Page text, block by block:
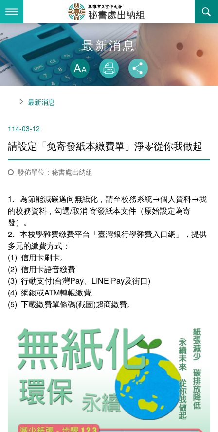
到
要
內
容
最新消息
關於我們
組織職掌
聯絡資訊
活動花絮
諮詢信箱
業務服務
法令規章
常見問答
相關連結
書表下載
回空大首頁
最新消息
略過字型切
放大
列印
首頁最新消息
114-03-12
請設定「免寄發紙本繳費單」淨零從你我做起
發佈單位：秘書處出納組
1. 為節能減碳邁向無紙化，請至校務系統→個人資料→我
的校務資料，勾選/取消 寄發紙本文件（原始設定為寄
發）。
2. 本校學雜費繳費平台「臺灣銀行學雜費入口網」，提供
多元的繳費方式：
(1) 信用卡刷卡。
(2) 信用卡語音繳費
(3) 行動支付(台灣Pay、LINE Pay及街口)
(4) 網銀或ATM轉帳繳費。
(5) 下載繳費單條碼(截圖)超商繳費。